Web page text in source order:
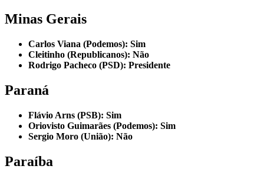
Minas Gerais
Carlos Viana (Podemos): Sim
Cleitinho (Republicanos): Não
Rodrigo Pacheco (PSD): Presidente
Paraná
Flávio Arns (PSB): Sim
Oriovisto Guimarães (Podemos): Sim
Sergio Moro (União): Não
Paraíba